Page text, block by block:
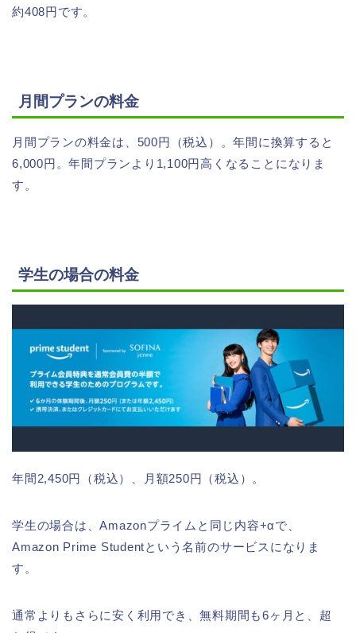
約408円です。
月間プランの料金
月間プランの料金は、500円（税込）。年間に換算すると
6,000円。年間プランより1,100円高くなることになりま
す。
学生の場合の料金
年間2,450円（税込）、月額250円（税込）。
学生の場合は、Amazonプライムと同じ内容+αで、
Amazon Prime Studentという名前のサービスになりま
す。
通常よりもさらに安く利用でき、無料期間も6ヶ月と、超